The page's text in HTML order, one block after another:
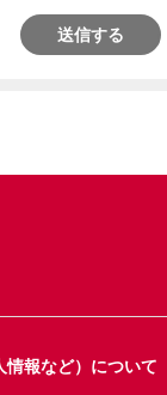
送信する
情報など）について